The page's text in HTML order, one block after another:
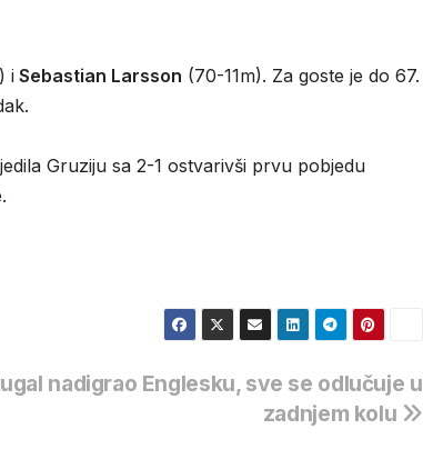
i Sebastian Larsson (70-11m). Za goste je do 67.
Gruziju sa 2-1 ostvarivši prvu pobjedu
nadigrao Englesku, sve se odlučuje u
zadnjem kolu